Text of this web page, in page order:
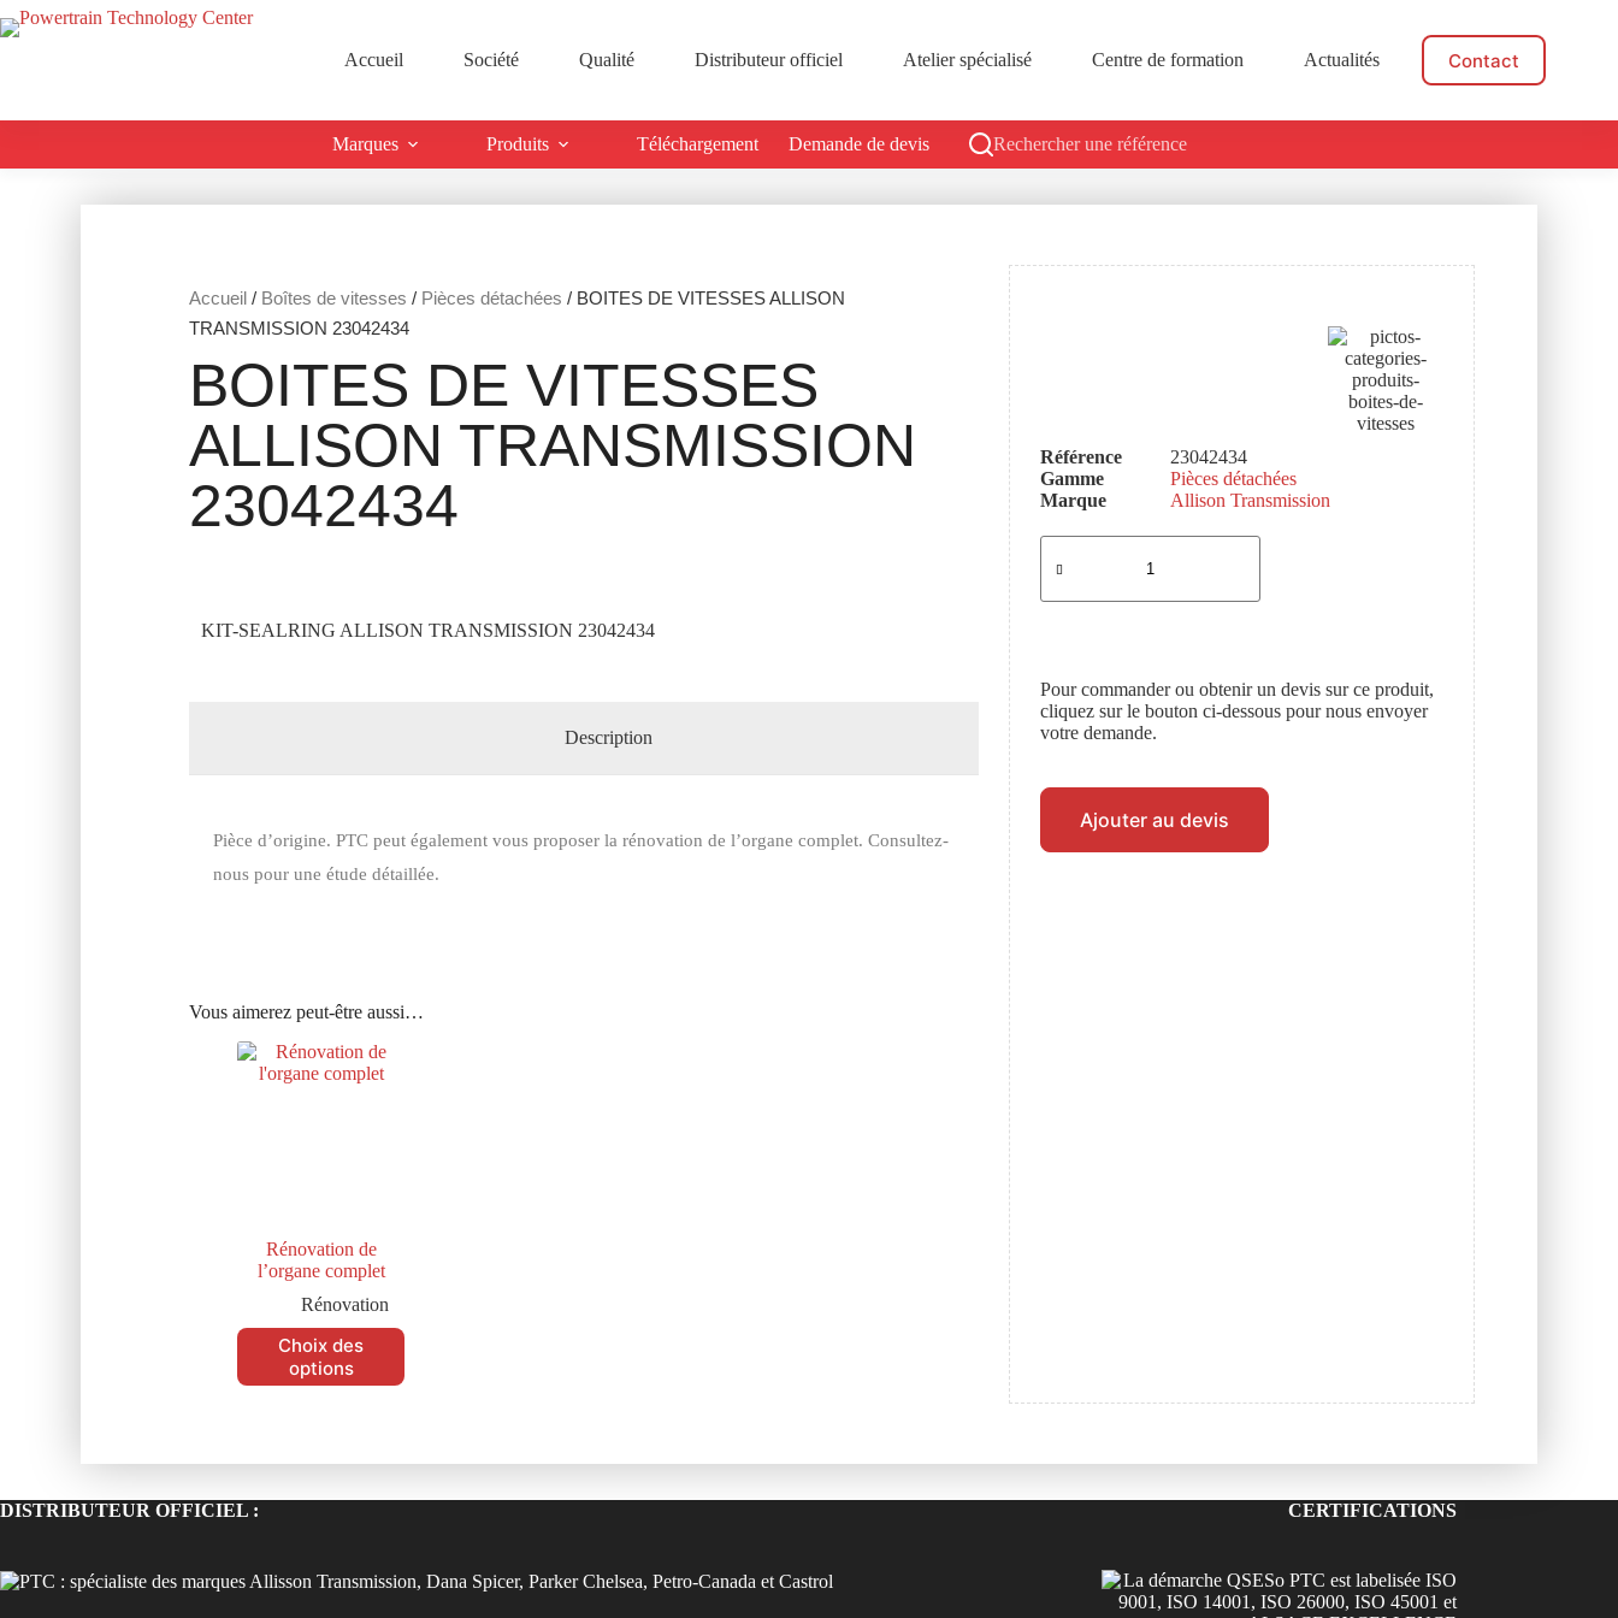
Accueil Société Qualité Distributeur officiel Atelier spécialisé Centre de formation Actualités Contact
Marques Produits Téléchargement Demande de devis Rechercher une référence
Accueil / Boîtes de vitesses / Pièces détachées / BOITES DE VITESSES ALLISON
TRANSMISSION 23042434
BOITES DE VITESSES
ALLISON TRANSMISSION
23042434
KIT-SEALRING ALLISON TRANSMISSION 23042434
Description
Pièce d’origine. PTC peut également vous proposer la rénovation de l’organe complet. Consultez-
nous pour une étude détaillée.
Vous aimerez peut-être aussi…
Rénovation de
l’organe complet
Rénovation
Choix des
options
Référence
23042434
Gamme
Pièces détachées
Marque
Allison Transmission
Pour commander ou obtenir un devis sur ce produit,
cliquez sur le bouton ci-dessous pour nous envoyer
votre demande.
Ajouter au devis
DISTRIBUTEUR OFFICIEL : CERTIFICATIONS